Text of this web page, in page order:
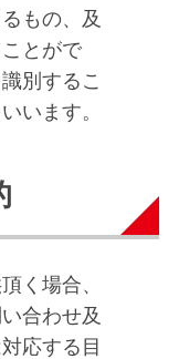
もの、及
とがで
別するこ
います。
く場合、
合わせ及
応する目